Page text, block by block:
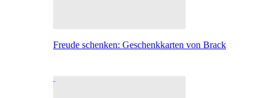
Freude schenken: Geschenkkarten von Brack